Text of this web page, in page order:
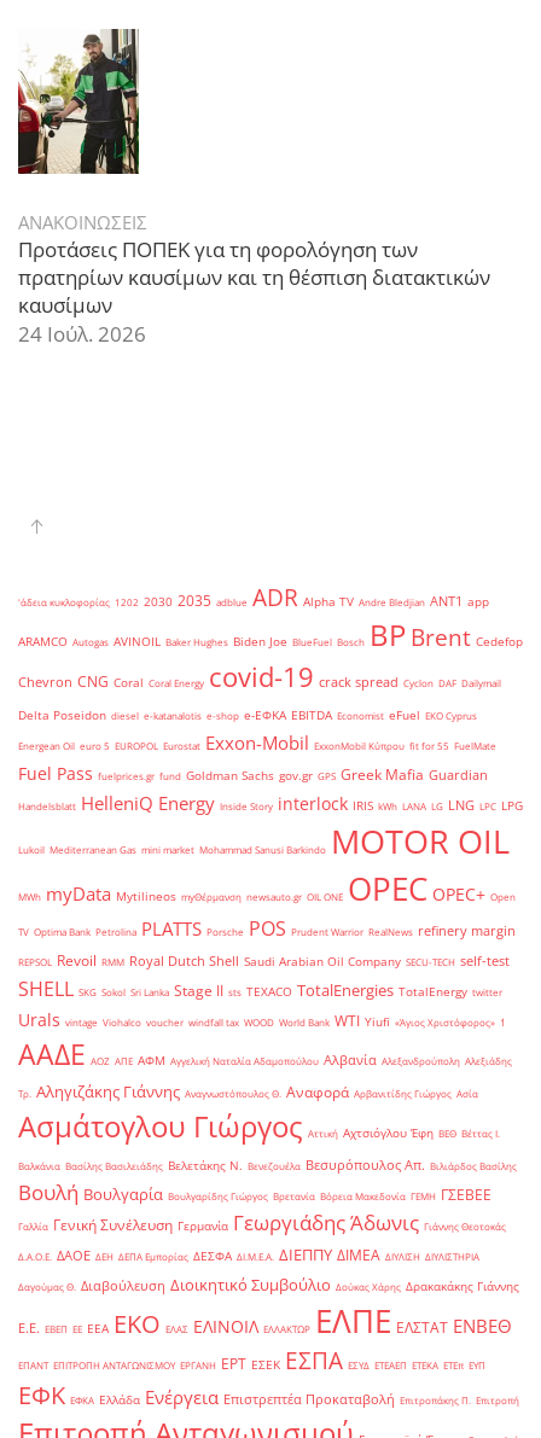
ΑΝΑΚΟΙΝΩΣΕΙΣ
Προτάσεις ΠΟΠΕΚ για τη φορολόγηση των
πρατηρίων καυσίμων και τη θέσπιση διατακτικών
καυσίμων
24 Ιούλ. 2026
'άδεια κυκλοφορίας 1202 2030 2035 adblue ADR Alpha TV Andre Bledjian ANT1 app
ARAMCO Autogas AVINOIL Baker Hughes Biden Joe BlueFuel Bosch BPBrent Cedefop
Chevron CNG Coral Coral Energy covid-19 crack spread Cyclon DAF Dailymail
Delta Poseidon diesel e-katanalotis e-shop e-ΕΦΚΑ EBITDA Economist eFuel EKO Cyprus
Energean Oil euro 5 EUROPOL Eurostat Exxon-Mobil ExxonMobil Κύπρου fit for 55 FuelMate
Fuel Pass fuelprices.gr fund Goldman Sachs gov.gr GPS Greek Mafia Guardian
Handelsblatt HelleniQ Energy Inside Story interlock IRIS kWh LANA LG LNG LPC LPG
Lukoil Mediterranean Gas mini market Mohammad Sanusi Barkindo MOTOR OIL
MWh myData Mytilineos myΘέρμανση newsauto.gr OIL ONE OPEC OPEC+ Open
TV Optima Bank Petrolina PLATTS Porsche POS Prudent Warrior RealNews refinery margin
REPSOL Revoil RMM Royal Dutch Shell Saudi Arabian Oil Company SECU-TECH self-test
SHELL SKG Sokol Sri Lanka Stage II sts TEXACO TotalEnergies TotalEnergy twitter
Urals vintage Viohalco voucher windfall tax WOOD World Bank WTI Yiufi «Άγιος Χριστόφορος» ΄1
ΑΑΔΕ ΑΟΖ ΑΠΕ ΑΦΜ Αγγελική Ναταλία Αδαμοπούλου Αλβανία Αλεξανδρούπολη Αλεξιάδης
Τρ. Αληγιζάκης Γιάννης Αναγνωστόπουλος Θ. Αναφορά Αρβανιτίδης Γιώργος Ασία
Ασμάτογλου Γιώργος Αττική Αχτσιόγλου Έφη ΒΕΘ Βέττας Ι.
Βαλκάνια Βασίλης Βασιλειάδης Βελετάκης Ν. Βενεζουέλα Βεσυρόπουλος Απ. Βιλιάρδος Βασίλης
Βουλή Βουλγαρία Βουλγαρίδης Γιώργος Βρετανία Βόρεια Μακεδονία ΓΕΜΗ ΓΣΕΒΕΕ
Γαλλία Γενική Συνέλευση Γερμανία Γεωργιάδης Άδωνις Γιάννης Θεοτοκάς
Δ.Α.Ο.Ε. ΔΑΟΕ ΔΕΗ ΔΕΠΑ Εμπορίας ΔΕΣΦΑ ΔΙ.Μ.Ε.Α. ΔΙΕΠΠΥ ΔΙΜΕΑ ΔΙΥΛΙΣΗ ΔΙΥΛΙΣΤΗΡΙΑ
Δαγούμας Θ. Διαβούλευση Διοικητικό Συμβούλιο Δούκας Χάρης Δρακακάκης Γιάννης
Ε.Ε. ΕΒΕΠ ΕΕ ΕΕΑ ΕΚΟ ΕΛΑΣ ΕΛΙΝΟΙΛ ΕΛΛΑΚΤΩΡ ΕΛΠΕ ΕΛΣΤΑΤ ΕΝΒΕΘ
ΕΠΑΝΤ ΕΠΙΤΡΟΠΗ ΑΝΤΑΓΩΝΙΣΜΟΥ ΕΡΓΑΝΗ ΕΡΤ ΕΣΕΚ ΕΣΠΑ ΕΣΥΔ ΕΤΕΑΕΠ ΕΤΕΚΑ ΕΤΕπ ΕΥΠ
ΕΦΚ ΕΦΚΑ Ελλάδα Ενέργεια Επιστρεπτέα Προκαταβολή Επιτροπάκης Π. Επιτροπή